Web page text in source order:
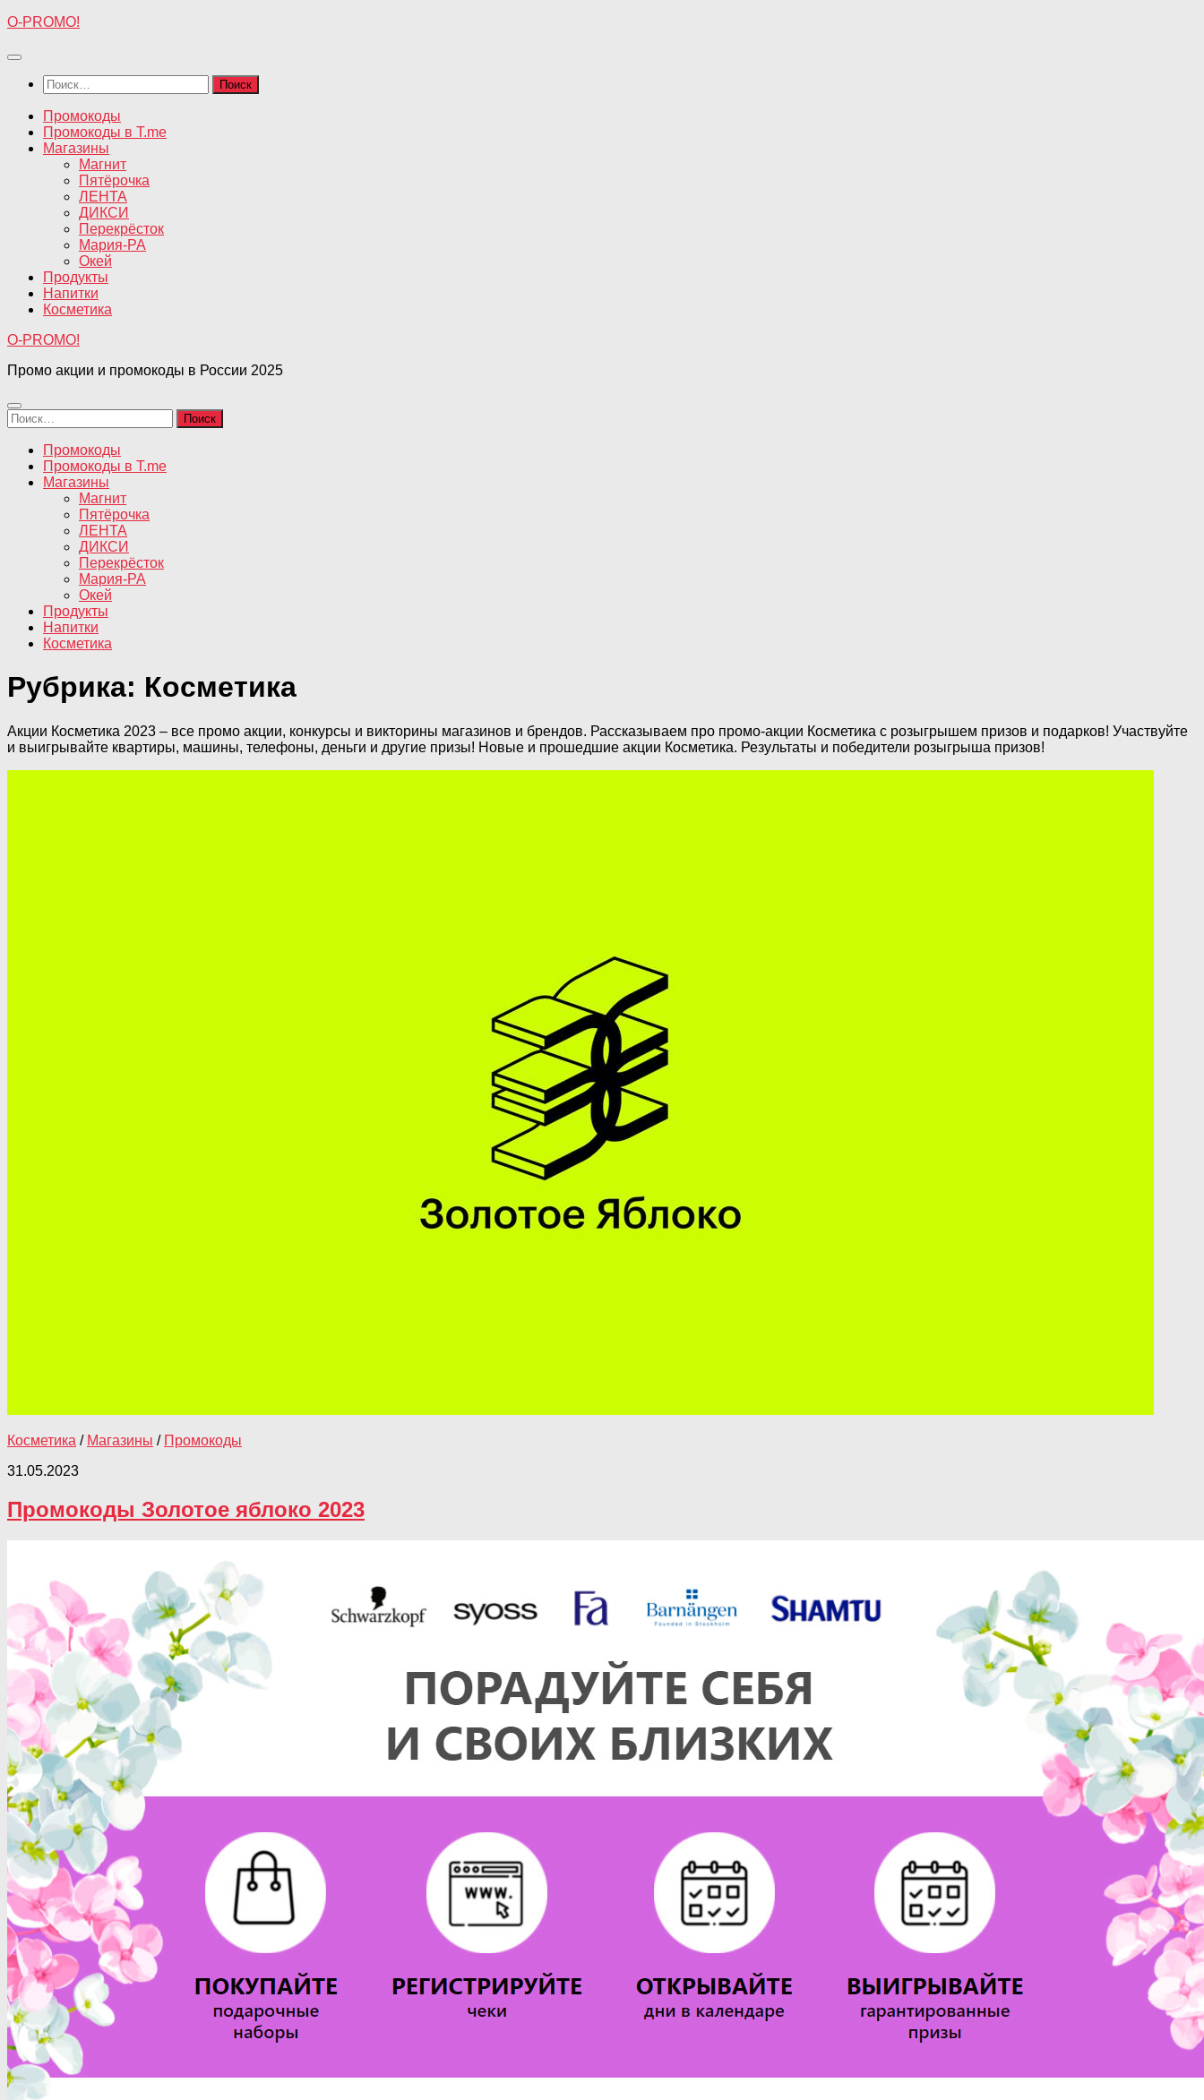
Перейти
содержимому
O-PROMO!
Найти:
Промокоды
Промокоды в T.me
Магазины
Магнит
Пятёрочка
ЛЕНТА
ДИКСИ
Перекрёсток
Мария-РА
Окей
Продукты
Напитки
Косметика
O-PROMO!
Промо акции и промокоды в России 2025
Найти:
Промокоды
Промокоды в T.me
Магазины
Магнит
Пятёрочка
ЛЕНТА
ДИКСИ
Перекрёсток
Мария-РА
Окей
Продукты
Напитки
Косметика
Рубрика: Косметика
Акции Косметика 2023 – все промо акции, конкурсы и викторины магазинов и брендов. Рассказываем про промо-акции Косметика с розыгрышем призов и подарков! Участвуйте
и выигрывайте квартиры, машины, телефоны, деньги и другие призы! Новые и прошедшие акции Косметика. Результаты и победители розыгрыша призов!
Косметика / Магазины / Промокоды
31.05.2023
Промокоды Золотое яблоко 2023